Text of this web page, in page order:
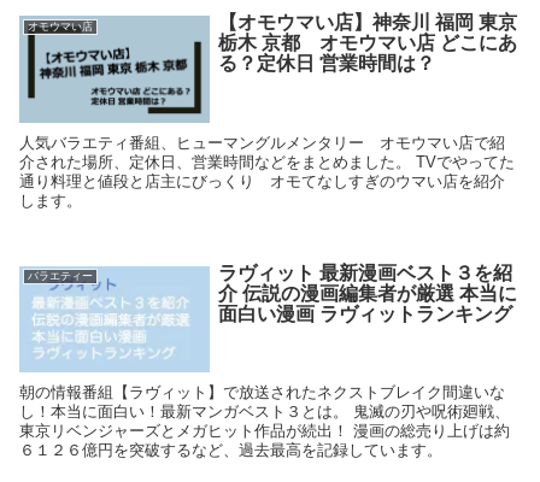
オモウマい店
【オモウマい店】神奈川 福岡 東京
栃木 京都 オモウマい店 どこにあ
る？定休日 営業時間は？
人気バラエティ番組、ヒューマングルメンタリー オモウマい店で紹
介された場所、定休日、営業時間などをまとめました。 TVでやってた
通り料理と値段と店主にびっくり オモてなしすぎのウマい店を紹介
します。
バラエティー
ラヴィット 最新漫画ベスト３を紹
介 伝説の漫画編集者が厳選 本当に
面白い漫画 ラヴィットランキング
朝の情報番組【ラヴィット】で放送されたネクストブレイク間違いな
し！本当に面白い！最新マンガベスト３とは。 鬼滅の刃や呪術廻戦、
東京リベンジャーズとメガヒット作品が続出！ 漫画の総売り上げは約
６１２６億円を突破するなど、過去最高を記録しています。